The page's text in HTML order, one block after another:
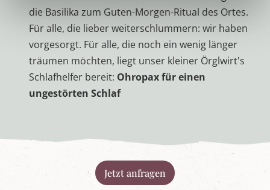
die Basilika zum Guten-Morgen-Ritual des Ortes.
Für alle, die lieber weiterschlummern: wir haben
vorgesorgt. Für alle, die noch ein wenig länger
träumen möchten, liegt unser kleiner Örglwirt's
Schlafhelfer bereit: Ohropax für einen
ungestörten Schlaf
Jetzt anfragen